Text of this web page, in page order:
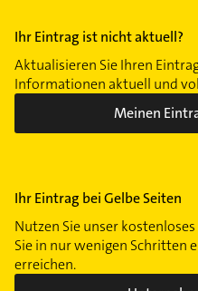
Ihr Eintrag ist nicht aktuell?
Aktualisieren Sie Ihren
Informationen aktuell und
Meinen
Ihr Eintrag bei Gelbe Seiten
Nutzen Sie unser
Sie in nur wenigen Schritten
erreichen.